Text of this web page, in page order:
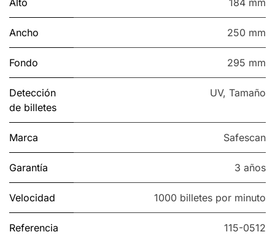
Alto 184 mm
Ancho 250 mm
Fondo 295 mm
Detección
de billetes
UV, Tamaño
Marca Safescan
Garantía 3 años
Velocidad 1000 billetes por minuto
Referencia 115-0512